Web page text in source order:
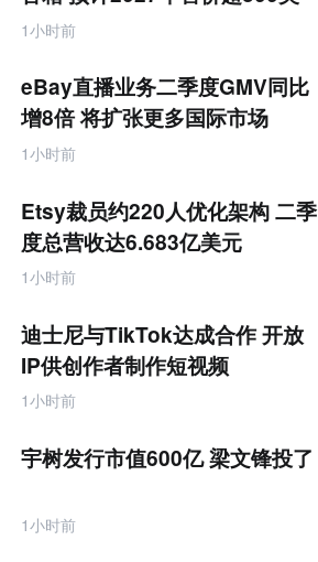
互
联
网
元
1小时前
eBay直播业务二季度GMV同比
增8倍 将扩张更多国际市场
1小时前
Etsy裁员约220人优化架构 二季
度总营收达6.683亿美元
1小时前
迪士尼与TikTok达成合作 开放
IP供创作者制作短视频
1小时前
宇树发行市值600亿 梁文锋投了
1小时前